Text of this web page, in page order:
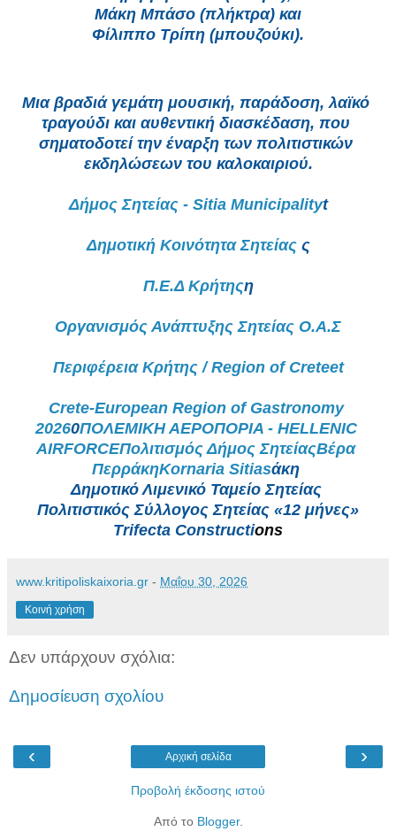
Μάκη Μπάσο (πλήκτρα) και
Φίλιππο Τρίπη (μπουζούκι).
Μια βραδιά γεμάτη μουσική, παράδοση, λαϊκό
τραγούδι και αυθεντική διασκέδαση, που
σηματοδοτεί την έναρξη των πολιτιστικών
εκδηλώσεων του καλοκαιριού.
Δήμος Σητείας - Sitia Municipalityt
Δημοτική Κοινότητα Σητείας ς
Π.Ε.Δ Κρήτηςη
Οργανισμός Ανάπτυξης Σητείας Ο.Α.Σ
Περιφέρεια Κρήτης / Region of Creteet
Crete-European Region of Gastronomy
20260ΠΟΛΕΜΙΚΗ ΑΕΡΟΠΟΡΙΑ - HELLENIC
AIRFORCEΠολιτισμός Δήμος ΣητείαςΒέρα
ΠερράκηKornaria Sitiasάκη
Δημοτικό Λιμενικό Ταμείο Σητείας
Πολιτιστικός Σύλλογος Σητείας «12 μήνες»
Trifecta Constructions
www.kritipoliskaixoria.gr - Μαΐου 30, 2026
Κοινή χρήση
Δεν υπάρχουν σχόλια:
Δημοσίευση σχολίου
‹ ›
Αρχική σελίδα
Προβολή έκδοσης ιστού
Από το Blogger.